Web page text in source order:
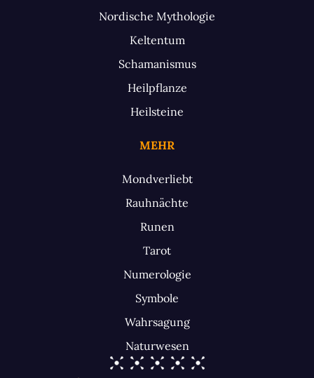
Nordische Mythologie
Keltentum
Schamanismus
Heilpflanze
Heilsteine
MEHR
Mondverliebt
Rauhnächte
Runen
Tarot
Numerologie
Symbole
Wahrsagung
Naturwesen